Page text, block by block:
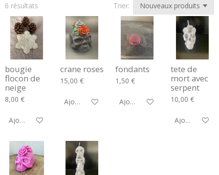
6 résultats Trier:
bougie
flocon de
neige
8,00 €
Ajouter au panier
crane roses
15,00 €
Ajouter au panier
fondants
1,50 €
Ajouter au panier
tete de
mort avec
serpent
10,00 €
Ajouter au